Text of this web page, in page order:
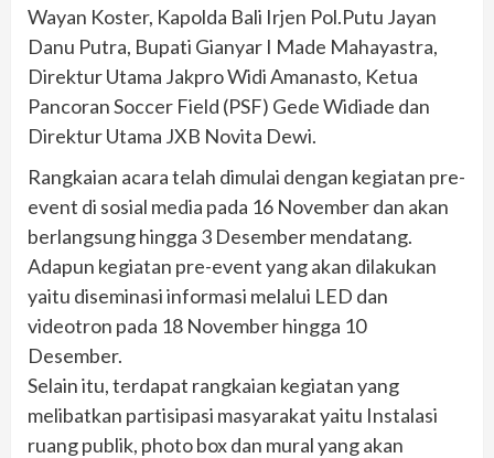
Wayan Koster, Kapolda Bali Irjen Pol.Putu Jayan
Danu Putra, Bupati Gianyar I Made Mahayastra,
Direktur Utama Jakpro Widi Amanasto, Ketua
Pancoran Soccer Field (PSF) Gede Widiade dan
Direktur Utama JXB Novita Dewi.
Rangkaian acara telah dimulai dengan kegiatan pre-
event di sosial media pada 16 November dan akan
berlangsung hingga 3 Desember mendatang.
Adapun kegiatan pre-event yang akan dilakukan
yaitu diseminasi informasi melalui LED dan
videotron pada 18 November hingga 10
Desember.
Selain itu, terdapat rangkaian kegiatan yang
melibatkan partisipasi masyarakat yaitu Instalasi
ruang publik, photo box dan mural yang akan